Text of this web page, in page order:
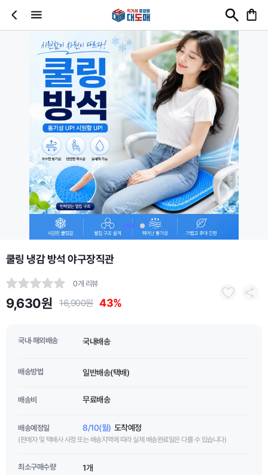
쿨링 냉감 방석 야구장직관
0개 리뷰
9,630원 16,900원 43%
국내·해외배송 국내배송
배송방법 일반배송(택배)
배송비 무료배송
배송예정일 8/10(월) 도착예정
(판매자 및 택배사 사정 또는 배송지역에 따라 실제 배송완료일은 다를 수 있습니다)
최소구매수량 1개